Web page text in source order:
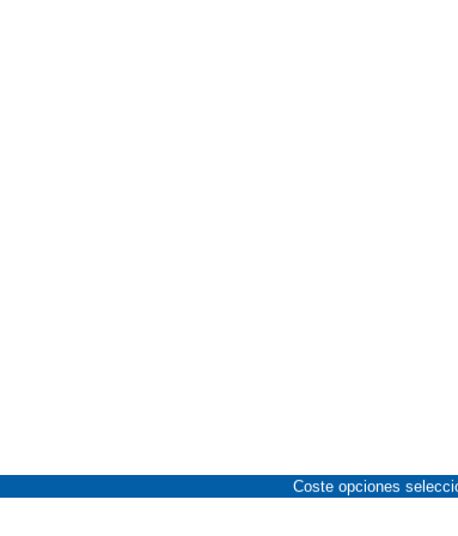
Coste opciones